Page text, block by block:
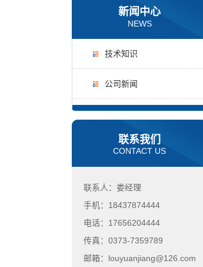
新闻中心
NEWS
技术知识
公司新闻
联系我们
CONTACT US
联系人：娄经理
手机：18437874444
电话：17656204444
传真：0373-7359789
邮箱：louyuanjiang@126.com